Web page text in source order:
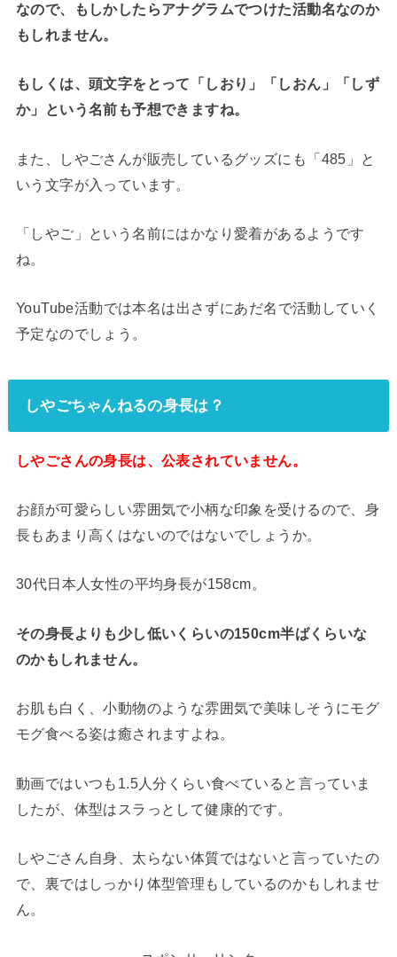
なので、もしかしたらアナグラムでつけた活動名なのか
もしれません。
もしくは、頭文字をとって「しおり」「しおん」「しず
か」という名前も予想できますね。
また、しやごさんが販売しているグッズにも「485」と
いう文字が入っています。
「しやご」という名前にはかなり愛着があるようです
ね。
YouTube活動では本名は出さずにあだ名で活動していく
予定なのでしょう。
しやごちゃんねるの身長は？
しやごさんの身長は、公表されていません。
お顔が可愛らしい雰囲気で小柄な印象を受けるので、身
長もあまり高くはないのではないでしょうか。
30代日本人女性の平均身長が158cm。
その身長よりも少し低いくらいの150cm半ばくらいな
のかもしれません。
お肌も白く、小動物のような雰囲気で美味しそうにモグ
モグ食べる姿は癒されますよね。
動画ではいつも1.5人分くらい食べていると言っていま
したが、体型はスラっとして健康的です。
しやごさん自身、太らない体質ではないと言っていたの
で、裏ではしっかり体型管理もしているのかもしれませ
ん。